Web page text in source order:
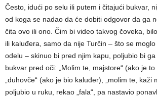
Često, idući po selu ili putem i čitajući bukvar,
od koga se nadao da će dobiti odgovor da ga
čita ovo ili ono. Čim bi video takvog čoveka,
ili kaluđera, samo da nije Turčin – što se
odelu – skinuo bi pred njim kapu, polјubio bi
bukvar pred oči: „Molim te, majstore“ (ako je
„duhovče“ (ako je bio kaluđer), „molim te, kaži
polјubio u ruku, rekao „fala“, pa nastavio